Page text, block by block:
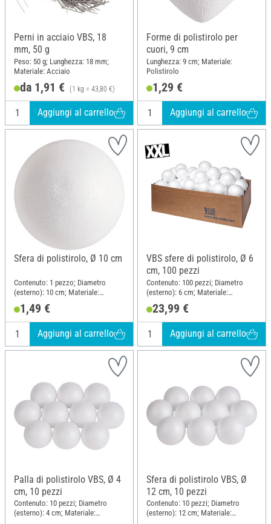
Perni in acciaio VBS, 18
mm, 50 g
Peso: 50 g; Lunghezza: 18 mm;
Materiale: Acciaio
da 1,91 € (1 kg = 43,80 €)
Aggiungi al carrello
Forme di polistirolo per
cuori, 9 cm
Lunghezza: 9 cm; Materiale:
Polistirolo
1,29 €
Aggiungi al carrello
Sfera di polistirolo, Ø 10 cm
Contenuto: 1 pezzo; Diametro
(esterno): 10 cm; Materiale:
1,49 €
Aggiungi al carrello
VBS sfere di polistirolo, Ø 6
cm, 100 pezzi
Contenuto: 100 pezzi; Diametro
(esterno): 6 cm; Materiale:
23,99 €
Aggiungi al carrello
Palla di polistirolo VBS, Ø 4
cm, 10 pezzi
Contenuto: 10 pezzi; Diametro
(esterno): 4 cm; Materiale:
Sfera di polistirolo VBS, Ø
12 cm, 10 pezzi
Contenuto: 10 pezzi; Diametro
(esterno): 12 cm; Materiale: